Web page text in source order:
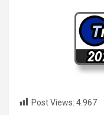
Post Views: 4.967